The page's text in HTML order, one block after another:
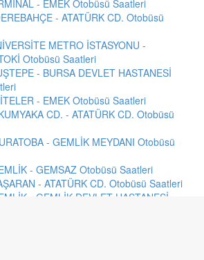
- EMEK Otobüsü Saatleri
- ATATÜRK CD. Otobüsü
METRO İSTASYONU -
Otobüsü Saatleri
- BURSA DEVLET HASTANESİ
- EMEK Otobüsü Saatleri
CD. - ATATÜRK CD. Otobüsü
- GEMLİK MEYDANI Otobüsü
- GEMSAZ Otobüsü Saatleri
- ATATÜRK CD. Otobüsü Saatleri
- GEMLİK DEVLET HASTANESİ